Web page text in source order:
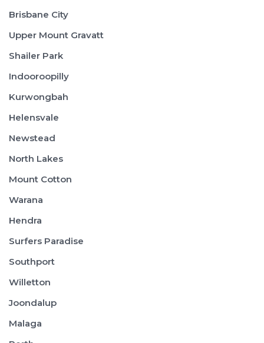
Brisbane City
Upper Mount Gravatt
Shailer Park
Indooroopilly
Kurwongbah
Helensvale
Newstead
North Lakes
Mount Cotton
Warana
Hendra
Surfers Paradise
Southport
Willetton
Joondalup
Malaga